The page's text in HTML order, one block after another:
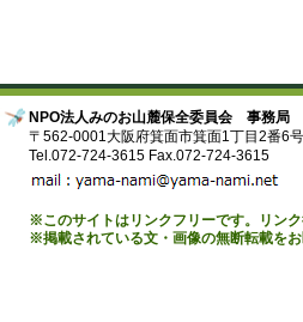
NPO法人みのお山麓保全委員会 事務局
〒562-0001大阪府箕面市箕面1丁目2番6
Tel.072-724-3615 Fax.072-724-3615
※このサイトはリンクフリーです。リン
※掲載されている文・画像の無断転載をお